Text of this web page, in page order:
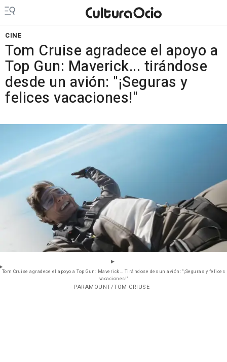
CINE
Tom Cruise agradece el apoyo a
Top Gun: Maverick... tirándose
desde un avión: "¡Seguras y
felices vacaciones!"
Tom Cruise agradece el apoyo a Top Gun: Maverick... Tirándose des un avión: "¡Seguras y felices
vacaciones!"
- PARAMOUNT/TOM CRIUSE